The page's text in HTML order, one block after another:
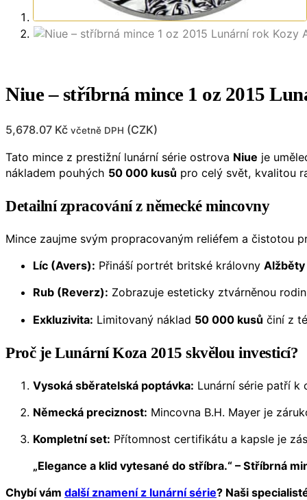
Niue – stříbrná mince 1 oz 2015
5,678.07 Kč včetně DPH (CZK)
Tato mince z prestižní lunární série ostrova Niue je
nákladem pouhých 50 000 kusů pro celý svět, kvalitou
Detailní zpracování z německé mincovny
Mince zaujme svým propracovaným reliéfem a čistotou
Líc (Avers): Přináší portrét britské královny Alžběty
Rub (Reverz): Zobrazuje esteticky ztvárněnou
Exkluzivita: Limitovaný náklad 50 000 kusů činí z
Proč je Lunární Koza 2015 skvělou investicí?
Vysoká sběratelská poptávka: Lunární série patří k
Německá preciznost: Mincovna B.H. Mayer je
Kompletní set: Přítomnost certifikátu a kapsle je
„Elegance a klid vytesané do stříbra.“ – Stříbrná
Chybí vám další znamení z lunární série? Naši